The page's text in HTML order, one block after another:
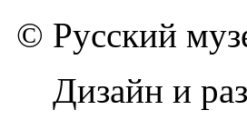
© Русский
Дизайн и